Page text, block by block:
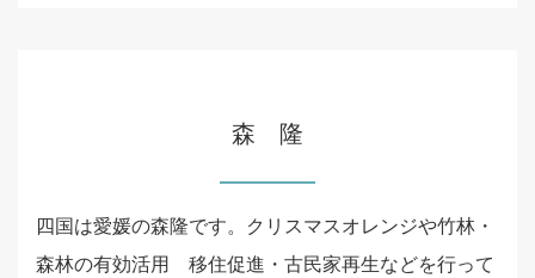
森 隆
四国は愛媛の森隆です。クリスマスオレンジや竹林・
森林の有効活用 移住促進・古民家再生などを行って